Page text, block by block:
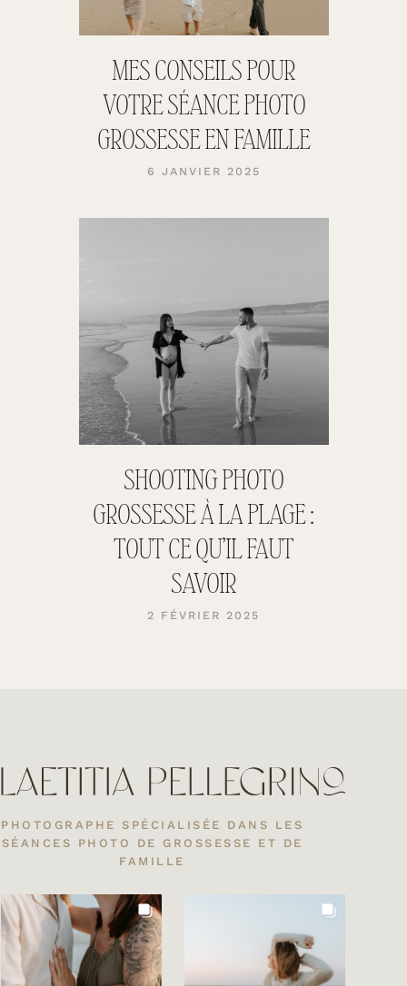
MES CONSEILS POUR
VOTRE SÉANCE PHOTO
GROSSESSE EN FAMILLE
6 JANVIER 2025
SHOOTING PHOTO
GROSSESSE À LA PLAGE :
TOUT CE QU’IL FAUT
SAVOIR
2 FÉVRIER 2025
PHOTOGRAPHE SPÉCIALISÉE DANS LES
SÉANCES PHOTO DE GROSSESSE ET DE
FAMILLE